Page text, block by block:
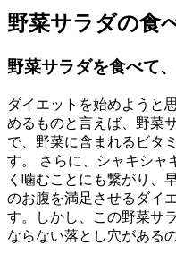
野菜サラダの食
野菜サラダを食べて
ダイエットを始めようと
めるものと言えば、野菜
で、野菜に含まれるビタ
す。 さらに、シャキシャ
く噛むことにも繋がり、
のお腹を満足させるダイ
す。しかし、この野菜サ
ならない落とし穴がある